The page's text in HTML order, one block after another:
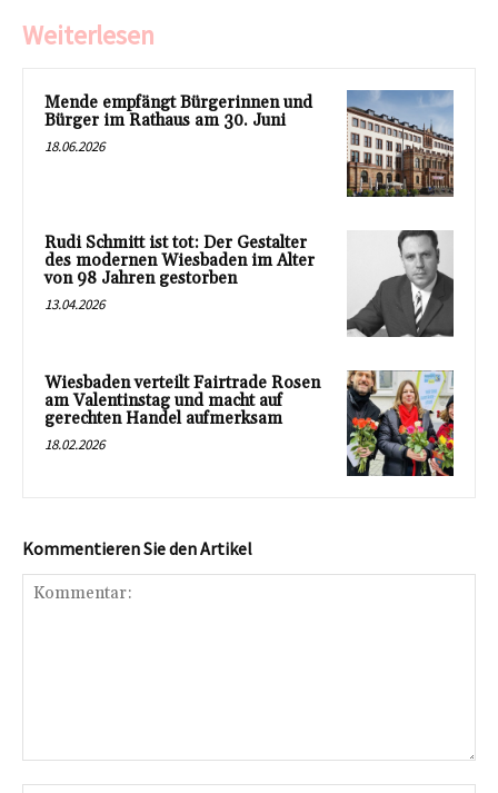
Weiterlesen
Mende empfängt Bürgerinnen und
Bürger im Rathaus am 30. Juni
18.06.2026
Rudi Schmitt ist tot: Der Gestalter
des modernen Wiesbaden im Alter
von 98 Jahren gestorben
13.04.2026
Wiesbaden verteilt Fairtrade Rosen
am Valentinstag und macht auf
gerechten Handel aufmerksam
18.02.2026
Kommentieren Sie den Artikel